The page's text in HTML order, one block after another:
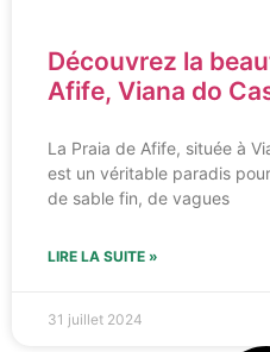
Découvrez la
Afife, Viana do
La Praia de Afife, située à
est un véritable paradis
de sable fin, de vagues
LIRE LA SUITE »
31 juillet 2024